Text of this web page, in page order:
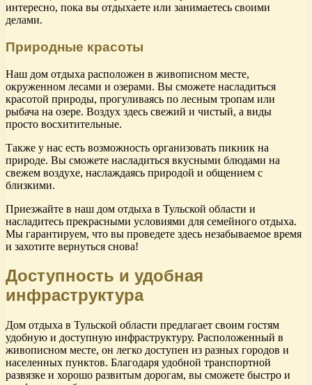
интересно, пока вы отдыхаете или занимаетесь своими
делами.
Природные красоты
Наш дом отдыха расположен в живописном месте,
окруженном лесами и озерами. Вы сможете насладиться
красотой природы, прогуливаясь по лесным тропам или
рыбача на озере. Воздух здесь свежий и чистый, а виды
просто восхитительные.
Также у нас есть возможность организовать пикник на
природе. Вы сможете насладиться вкусными блюдами на
свежем воздухе, наслаждаясь природой и общением с
близкими.
Приезжайте в наш дом отдыха в Тульской области и
насладитесь прекрасными условиями для семейного отдыха.
Мы гарантируем, что вы проведете здесь незабываемое время
и захотите вернуться снова!
Доступность и удобная
инфраструктура
Дом отдыха в Тульской области предлагает своим гостям
удобную и доступную инфраструктуру. Расположенный в
живописном месте, он легко доступен из разных городов и
населенных пунктов. Благодаря удобной транспортной
развязке и хорошо развитым дорогам, вы сможете быстро и